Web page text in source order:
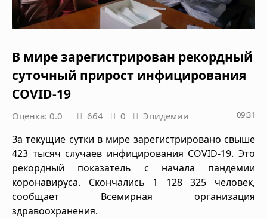
В мире зарегистрирован рекордный
суточный прирост инфицирования
COVID-19
Оценка: 0.0 664 0 Эпидемии 09:31
За текущие сутки в мире зарегистрировано свыше
423 тысяч случаев инфицирования COVID-19. Это
рекордный показатель с начала пандемии
коронавируса. Скончались 1 128 325 человек,
сообщает Всемирная организация
здравоохранения.